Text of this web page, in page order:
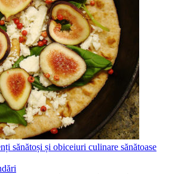
sănătoși și obiceiuri culinare sănătoase